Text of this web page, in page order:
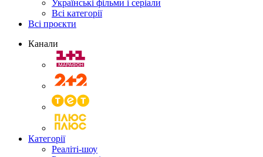
Українські фільми і серіали
Всі категорії
Всі проєкти
Канали
Категорії
Реаліті-шоу